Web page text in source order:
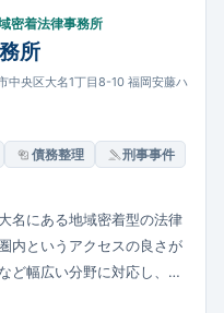
密着法律事務所
所
中央区大名1丁目8-10 福岡安藤ハ
債務整理
刑事事件
名にある地域密着型の法律
内というアクセスの良さが
ど幅広い分野に対応し、一
で扱っています。弁護士は